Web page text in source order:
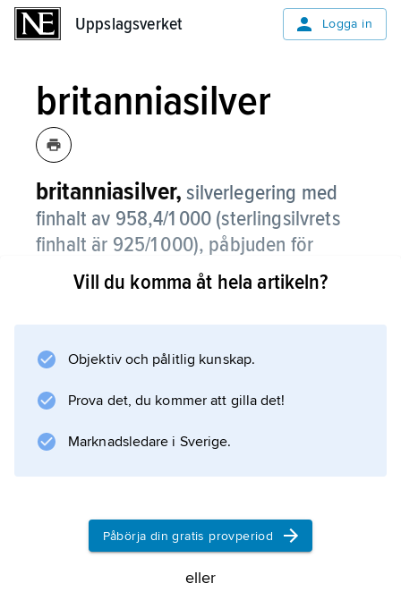
Uppslagsverket Logga in
britanniasilver
britanniasilver, silverlegering med
finhalt av 958,4/1 000 (sterlingsilvrets
finhalt är 925/1 000), påbjuden för
engelska silverarbeten 1697–1720.
mynt för sina tillverkningar. Genom att kräva
gjorde myndigheterna slut på denna
nedsmältning.
Information om artikeln
Vill du komma åt hela artikeln?
Objektiv och pålitlig kunskap.
Prova det, du kommer att gilla det!
Marknadsledare i Sverige.
Påbörja din gratis provperiod
eller